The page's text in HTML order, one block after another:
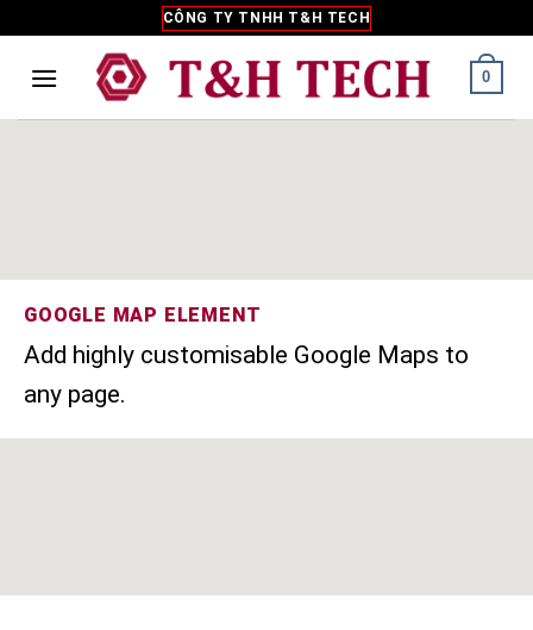
to
content
CÔNG TY TNHH T&H TECH
0
GOOGLE MAP ELEMENT
Add highly customisable Google Maps to
any page.